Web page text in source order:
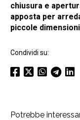
chiusura e
apposta per
piccole
Condividi su:
Potrebbe